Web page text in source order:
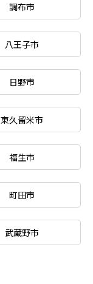
調布市
八王子市
日野市
東久留米市
福生市
町田市
武蔵野市